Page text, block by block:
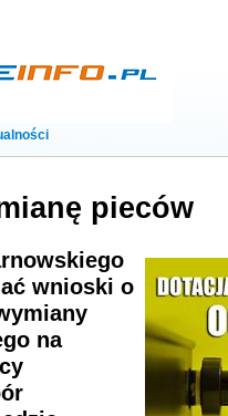
pieców
wnioski o
na